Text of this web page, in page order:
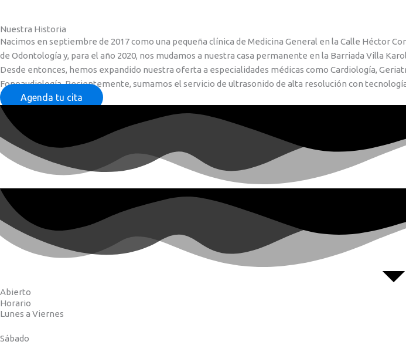
Nuestra Historia
Nacimos en septiembre de 2017 como una pequeña clínica de Medicina General en la Calle Héctor
de Odontología y, para el año 2020, nos mudamos a nuestra casa permanente en la Barriada Villa
Desde entonces, hemos expandido nuestra oferta a especialidades médicas como Cardiología,
Fonoaudiología. Recientemente, sumamos el servicio de ultrasonido de alta resolución con
Agenda tu cita
Abierto
Horario
Lunes a Viernes
Sábado